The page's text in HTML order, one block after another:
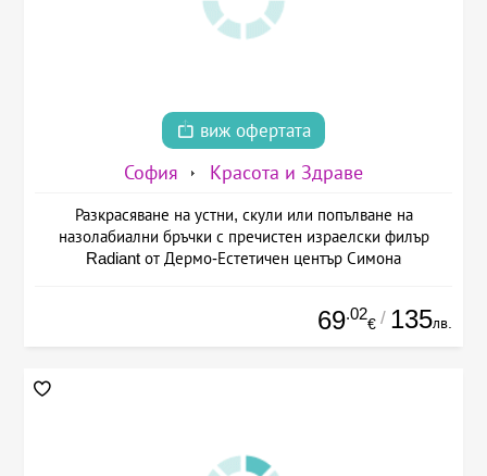
виж офертата
София Красота и Здраве
Разкрасяване на устни, скули или попълване на
назолабиални бръчки с пречистен израелски филър
Radiant от Дермо-Естетичен център Симона
69.02
€ / 135лв.